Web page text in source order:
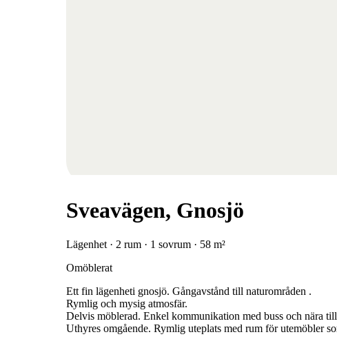
Sveavägen, Gnosjö
Lägenhet · 2 rum · 1 sovrum · 58 m²
Omöblerat
Ett fin lägenheti gnosjö. Gångavstånd till naturområden .
Rymlig och mysig atmosfär.
Delvis möblerad. Enkel kommunikation med buss och nära
Uthyres omgående. Rymlig uteplats med rum för utemöbler